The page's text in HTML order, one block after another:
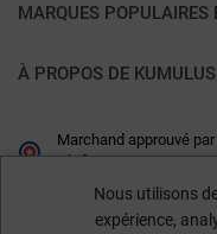
MARQUES POPULAIRES
À PROPOS DE
Marchand approuvé
vérifier.
Nous utilisons
expérience,